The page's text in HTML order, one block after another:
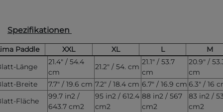
Spezifikationen
Paddle XXL XL L
M
Länge
21.4" / 54.4
cm
21.2" / 54. cm
21.1" / 53.7
cm
20.9" /
cm
Breite
7.7" / 19.6 cm 7.2" / 18.4 cm 6.7" / 16.9 cm 6.3" / 16
Fläche
99.7 in2 /
643.7 cm2
95 in2 / 612.4
cm2
88 in2 / 567
cm2
83 in2 /
cm2